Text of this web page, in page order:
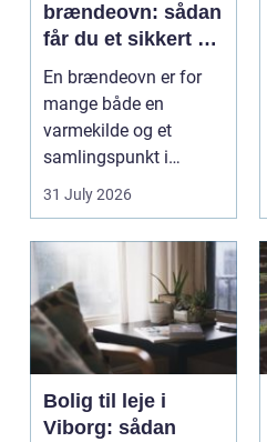
brændeovn: sådan
får du et sikkert og
smukt resultat
En brændeovn er for
mange både en
varmekilde og et
samlingspunkt i
hjemmet. Flammerne
31 July 2026
Bolig til leje i
Viborg: sådan